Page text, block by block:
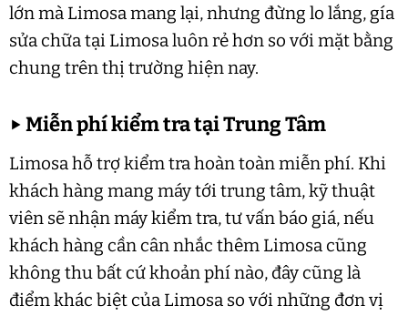
lớn mà Limosa mang lại, nhưng đừng lo lắng, gía
sửa chữa tại Limosa luôn rẻ hơn so với mặt bằng
chung trên thị trường hiện nay.
▶Miễn phí kiểm tra tại Trung Tâm
Limosa hỗ trợ kiểm tra hoàn toàn miễn phí. Khi
khách hàng mang máy tới trung tâm, kỹ thuật
viên sẽ nhận máy kiểm tra, tư vấn báo giá, nếu
khách hàng cần cân nhắc thêm Limosa cũng
không thu bất cứ khoản phí nào, đây cũng là
điểm khác biệt của Limosa so với những đơn vị